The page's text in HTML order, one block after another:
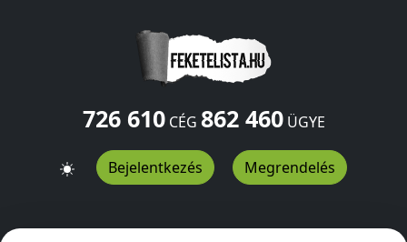
726 610CÉG 862 460ÜGYE
Bejelentkezés Megrendelés